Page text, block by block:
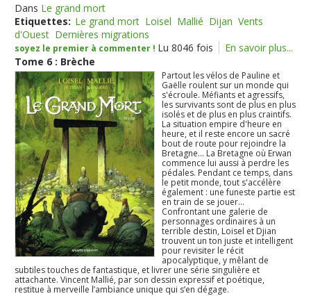
Dans Le grand mort
Etiquettes: Le grand mort Loisel Mallié Dijan Vents
d'Ouest Dernières migrations
soyez le premier à commenter ! Lu 8046 fois
En savoir plus...
Tome 6 : Brèche
Partout les vélos de Pauline et
Gaëlle roulent sur un monde qui
s'écroule. Méfiants et agressifs,
les survivants sont de plus en plus
isolés et de plus en plus craintifs.
La situation empire d'heure en
heure, et il reste encore un sacré
bout de route pour rejoindre la
Bretagne... La Bretagne où Erwan
commence lui aussi à perdre les
pédales. Pendant ce temps, dans
le petit monde, tout s'accélère
également : une funeste partie est
en train de se jouer...
Confrontant une galerie de
personnages ordinaires à un
terrible destin, Loisel et Djian
trouvent un ton juste et intelligent
pour revisiter le récit
apocalyptique, y mêlant de
subtiles touches de fantastique, et livrer une série singulière et
attachante. Vincent Mallié, par son dessin expressif et poétique,
restitue à merveille l’ambiance unique qui s’en dégage.